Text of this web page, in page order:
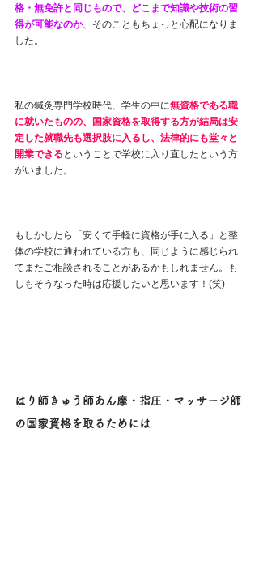
格・無免許と同じもので、どこまで知識や技術の習
得が可能なのか、そのこともちょっと心配になりま
した。
私の鍼灸専門学校時代、学生の中に無資格である職
に就いたものの、国家資格を取得する方が結局は安
定した就職先も選択肢に入るし、法律的にも堂々と
開業できる ということで学校に入り直したという方
がいました。
もしかしたら「安くて手軽に資格が手に入る」と整
体の学校に通われている方も、同じように感じられ
てまたご相談されることがあるかもしれません。も
しもそうなった時は応援したいと思います！(笑)
はり師きゅう師あん摩・指圧・マッサージ師
の国家資格を取るためには